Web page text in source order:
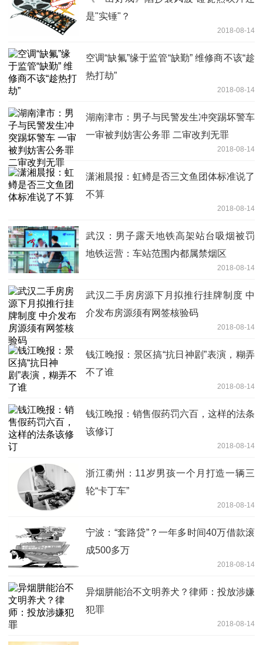
是"实锤"？
2018-08-14
空调“缺氟”缘于监管“缺勤” 维修商不该“趁
热打劫”
2018-08-14
湖南津市：男子与民警发生冲突踢坏警车
一审被判妨害公务罪 二审改判无罪
2018-08-14
潇湘晨报：虹鳟是否三文鱼团体标准说了
不算
2018-08-14
武汉：男子露天地铁高架站台吸烟被罚
地铁运营：车站范围内都属禁烟区
2018-08-14
武汉二手房房源下月拟推行挂牌制度 中
介发布房源须有网签核验码
2018-08-14
钱江晚报：景区搞“抗日神剧”表演，糊弄
不了谁
2018-08-14
钱江晚报：销售假药罚六百，这样的法条
该修订
2018-08-14
浙江衢州：11岁男孩一个月打造一辆三
轮“卡丁车”
2018-08-14
宁波：“套路贷”？一年多时间40万借款滚
成500多万
2018-08-14
异烟肼能治不文明养犬？律师：投放涉嫌
犯罪
2018-08-14